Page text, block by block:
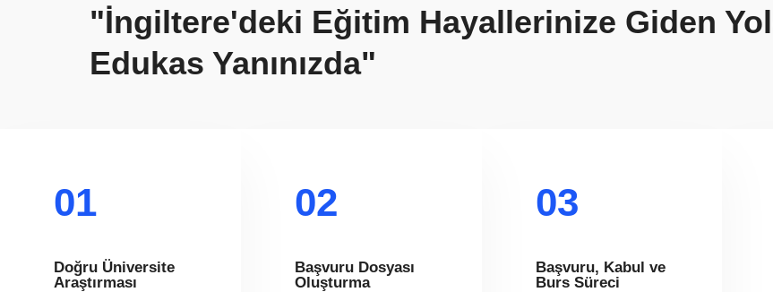
"İngiltere'deki Eğitim Hayallerinize Giden
Edukas Yanınızda"
01
Doğru Üniversite
Araştırması
02
Başvuru Dosyası
Oluşturma
03
Başvuru, Kabul ve
Burs Süreci